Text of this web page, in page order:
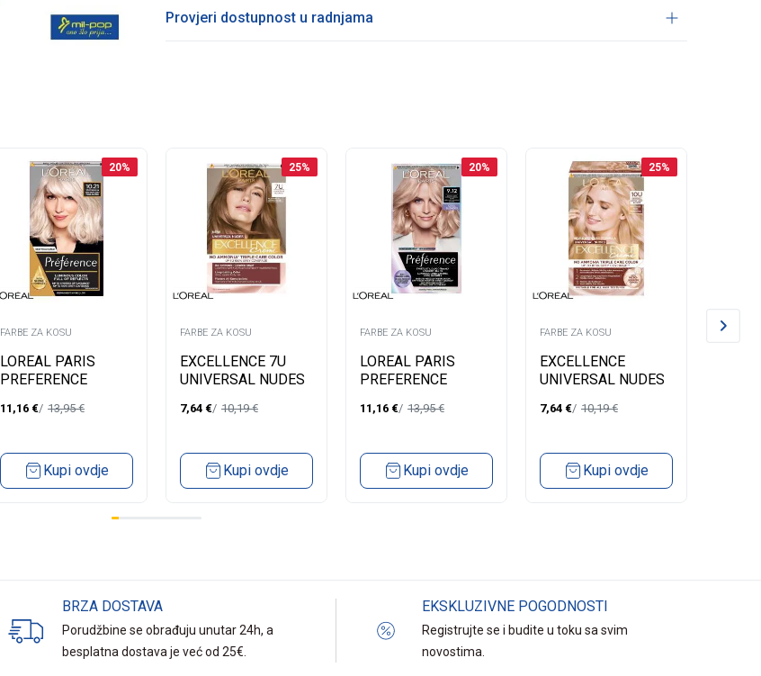
Provjeri dostupnost u radnjama
20%
FARBE ZA KOSU
LOREAL PARIS
PREFERENCE
10.21 STOCKHOLM
BLONDE
11,16 € 13,95€
Kupi ovdje
25%
FARBE ZA KOSU
EXCELLENCE 7U
UNIVERSAL NUDES
7,64 € 10,19€
Kupi ovdje
20%
FARBE ZA KOSU
LOREAL PARIS
PREFERENCE
9.12 SIBERIA VERY
11,16 € 13,95€
Kupi ovdje
25%
FARBE ZA KOSU
EXCELLENCE
UNIVERSAL NUDES
LIGHTEST BLOND
7,64 € 10,19€
Kupi ovdje
FARBE
BRZA DOSTAVA
Porudžbine se obrađuju unutar 24h, a
besplatna dostava je već od 25€.
EKSKLUZIVNE POGODNOSTI
Registrujte se i budite u toku sa svim
novostima.